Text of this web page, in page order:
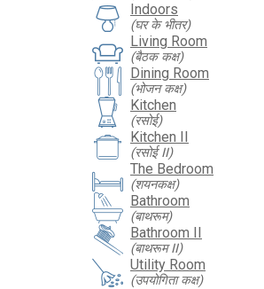
Indoors
(घर के भीतर)
Living Room
(बैठक कक्ष)
Dining Room
(भोजन कक्ष)
Kitchen
(रसोई)
Kitchen II
(रसोई II)
The Bedroom
(शयनकक्ष)
Bathroom
(बाथरूम)
Bathroom II
(बाथरूम II)
Utility Room
(उपयोगिता कक्ष)